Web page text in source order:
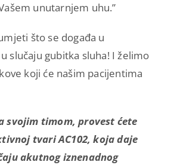
unutarnjem uhu.”
što se događa u
slučaju gubitka sluha! I želimo
koji će našim pacijentima
svojim timom, provest ćete
tvari AC102, koja daje
akutnog iznenadnog